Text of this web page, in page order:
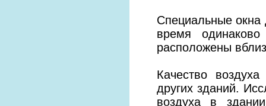
Специальные окна
время
расположены
Качество
других зданий.
воздуха в